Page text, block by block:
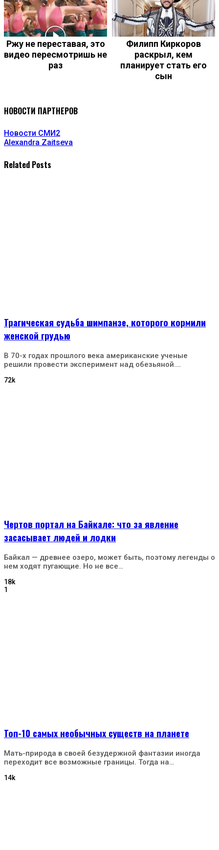
Ржу не переставая, это
видео пересмотришь не
раз
Филипп Киркоров
раскрыл, кем
планирует стать его
сын
НОВОСТИ ПАРТНЕРОВ
Новости СМИ2
Alexandra Zaitseva
Related Posts
Трагическая судьба шимпанзе, которого кормили
женской грудью
В 70-х годах прошлого века американские ученые
решили провести эксперимент над обезьяной.…
72k
Чертов портал на Байкале: что за явление
засасывает людей и лодки
Байкал — древнее озеро, может быть, поэтому легенды о
нем ходят пугающие. Но не все…
18k
1
Топ-10 самых необычных существ на планете
Мать-природа в своей безудержной фантазии иногда
переходит все возможные границы. Тогда на…
14k